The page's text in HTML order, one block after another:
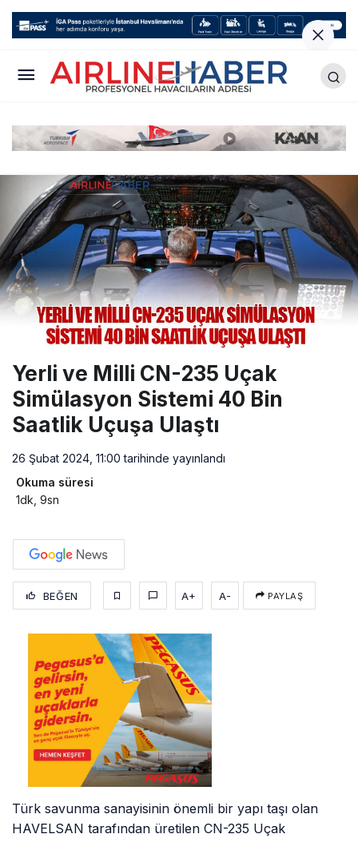
Yerli ve Milli CN-235 Uçak
Simülasyon Sistemi 40 Bin
Saatlik Uçuşa Ulaştı
26 Şubat 2024, 11:00 tarihinde yayınlandı
Okuma süresi
1dk, 9sn
BEĞEN A+ A- PAYLAŞ
Türk savunma sanayisinin önemli bir yapı taşı olan
HAVELSAN tarafından üretilen CN-235 Uçak